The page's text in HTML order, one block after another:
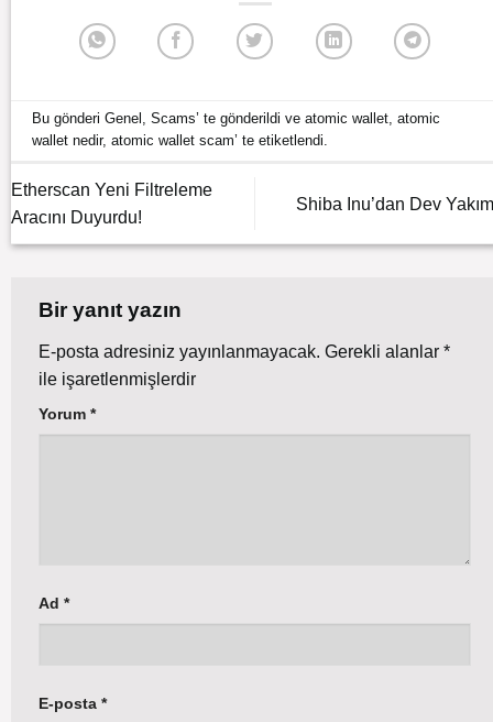
Bu gönderiGenel ,Scams’ te gönderildi veatomic wallet,atomic
wallet nedir,atomic wallet scam’ te etiketlendi.
Etherscan Yeni Filtreleme
Aracını Duyurdu!
Shiba Inu’dan Dev
Bir yanıt yazın
E-posta adresiniz yayınlanmayacak. Gerekli alanlar *
ile işaretlenmişlerdir
Yorum *
Ad *
E-posta *